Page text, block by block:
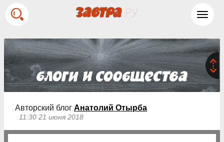
Авторский блог Анатолий Отырба
11:30 21 июня 2018